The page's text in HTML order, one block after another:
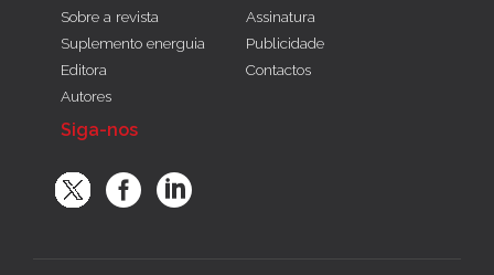
Sobre a revista
Suplemento energuia
Editora
Autores
Assinatura
Publicidade
Contactos
Siga-nos